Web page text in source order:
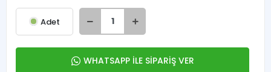
Adet
WHATSAPP İLE SİPARİŞ VER